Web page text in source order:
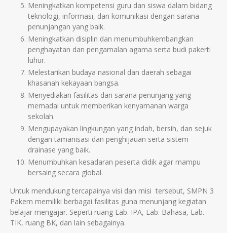
Meningkatkan kompetensi guru dan siswa dalam bidang
teknologi, informasi, dan komunikasi dengan sarana
penunjangan yang baik.
Meningkatkan disiplin dan menumbuhkembangkan
penghayatan dan pengamalan agama serta budi pakerti
luhur.
Melestarikan budaya nasional dan daerah sebagai
khasanah kekayaan bangsa.
Menyediakan fasilitas dan sarana penunjang yang
memadai untuk memberikan kenyamanan warga
sekolah.
Mengupayakan lingkungan yang indah, bersih, dan sejuk
dengan tamanisasi dan penghijauan serta sistem
drainase yang baik.
Menumbuhkan kesadaran peserta didik agar mampu
bersaing secara global.
Untuk mendukung tercapainya visi dan misi tersebut, SMPN 3
Pakem memiliki berbagai fasilitas guna menunjang kegiatan
belajar mengajar. Seperti ruang Lab. IPA, Lab. Bahasa, Lab.
TIK, ruang BK, dan lain sebagainya.